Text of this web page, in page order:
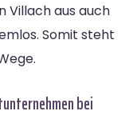
Villach aus auch
Somit steht
bei